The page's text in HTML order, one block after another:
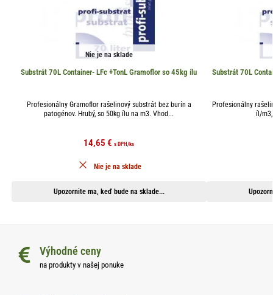
Nie je na sklade
Substrát 70L Container- LFc +TonL Gramoflor so 45kg ílu
Profesionálny Gramoflor rašelinový substrát bez burín a
patogénov. Hrubý, so 50kg ílu na m3. Vhod...
14,65€ s DPH/ks
Upozornite ma, keď bude na sklade...
Nie je na sklade
Substrát 70L
Profesionálny
íl/
Výhodné ceny
na produkty v našej ponuke